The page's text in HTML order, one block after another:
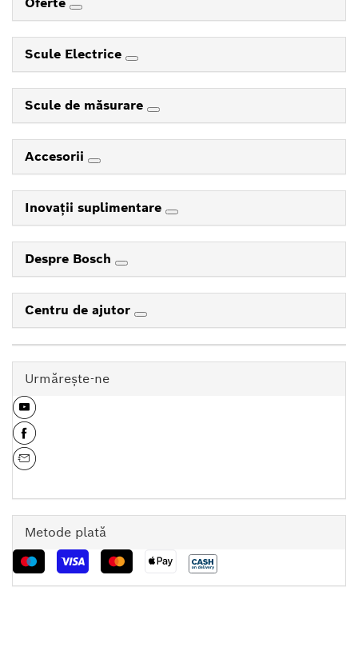
Scule Electrice
Scule de măsurare
Accesorii
Inovaţii suplimentare
Despre Bosch
Centru de ajutor
Urmăreşte-ne
Metode plată